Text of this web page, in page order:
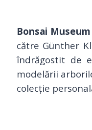
Bonsai Museum
către Günther
îndrăgostit de
modelării
colecție